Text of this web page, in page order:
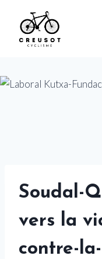
content
Soudal-
vers la
contre-